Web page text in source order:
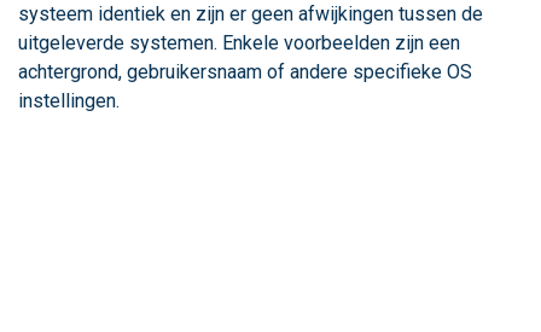
systeem identiek en zijn er geen afwijkingen tussen de
uitgeleverde systemen. Enkele voorbeelden zijn een
achtergrond, gebruikersnaam of andere specifieke OS
instellingen.